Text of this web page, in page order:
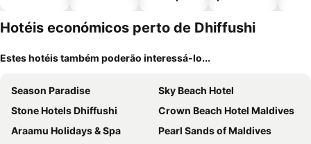
Hotéis económicos perto de Dhiffushi
Estes hotéis também poderão interessá-lo...
Season Paradise
Sky Beach Hotel
Stone Hotels Dhiffushi
Crown Beach Hotel Maldives
Araamu Holidays & Spa
Pearl Sands of Maldives